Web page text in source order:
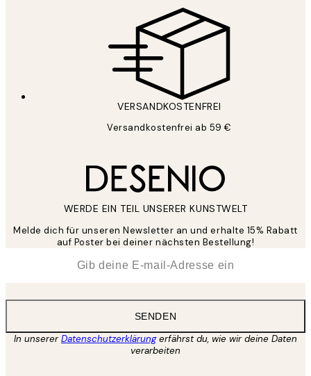
VERSANDKOSTENFREI
Versandkostenfrei ab 59 €
WERDE EIN TEIL UNSERER KUNSTWELT
Melde dich für unseren Newsletter an und erhalte 15% Rabatt
auf Poster bei deiner nächsten Bestellung!
SENDEN
In unsererDatenschutzerklärungerfährst du, wie wir deine Daten
verarbeiten